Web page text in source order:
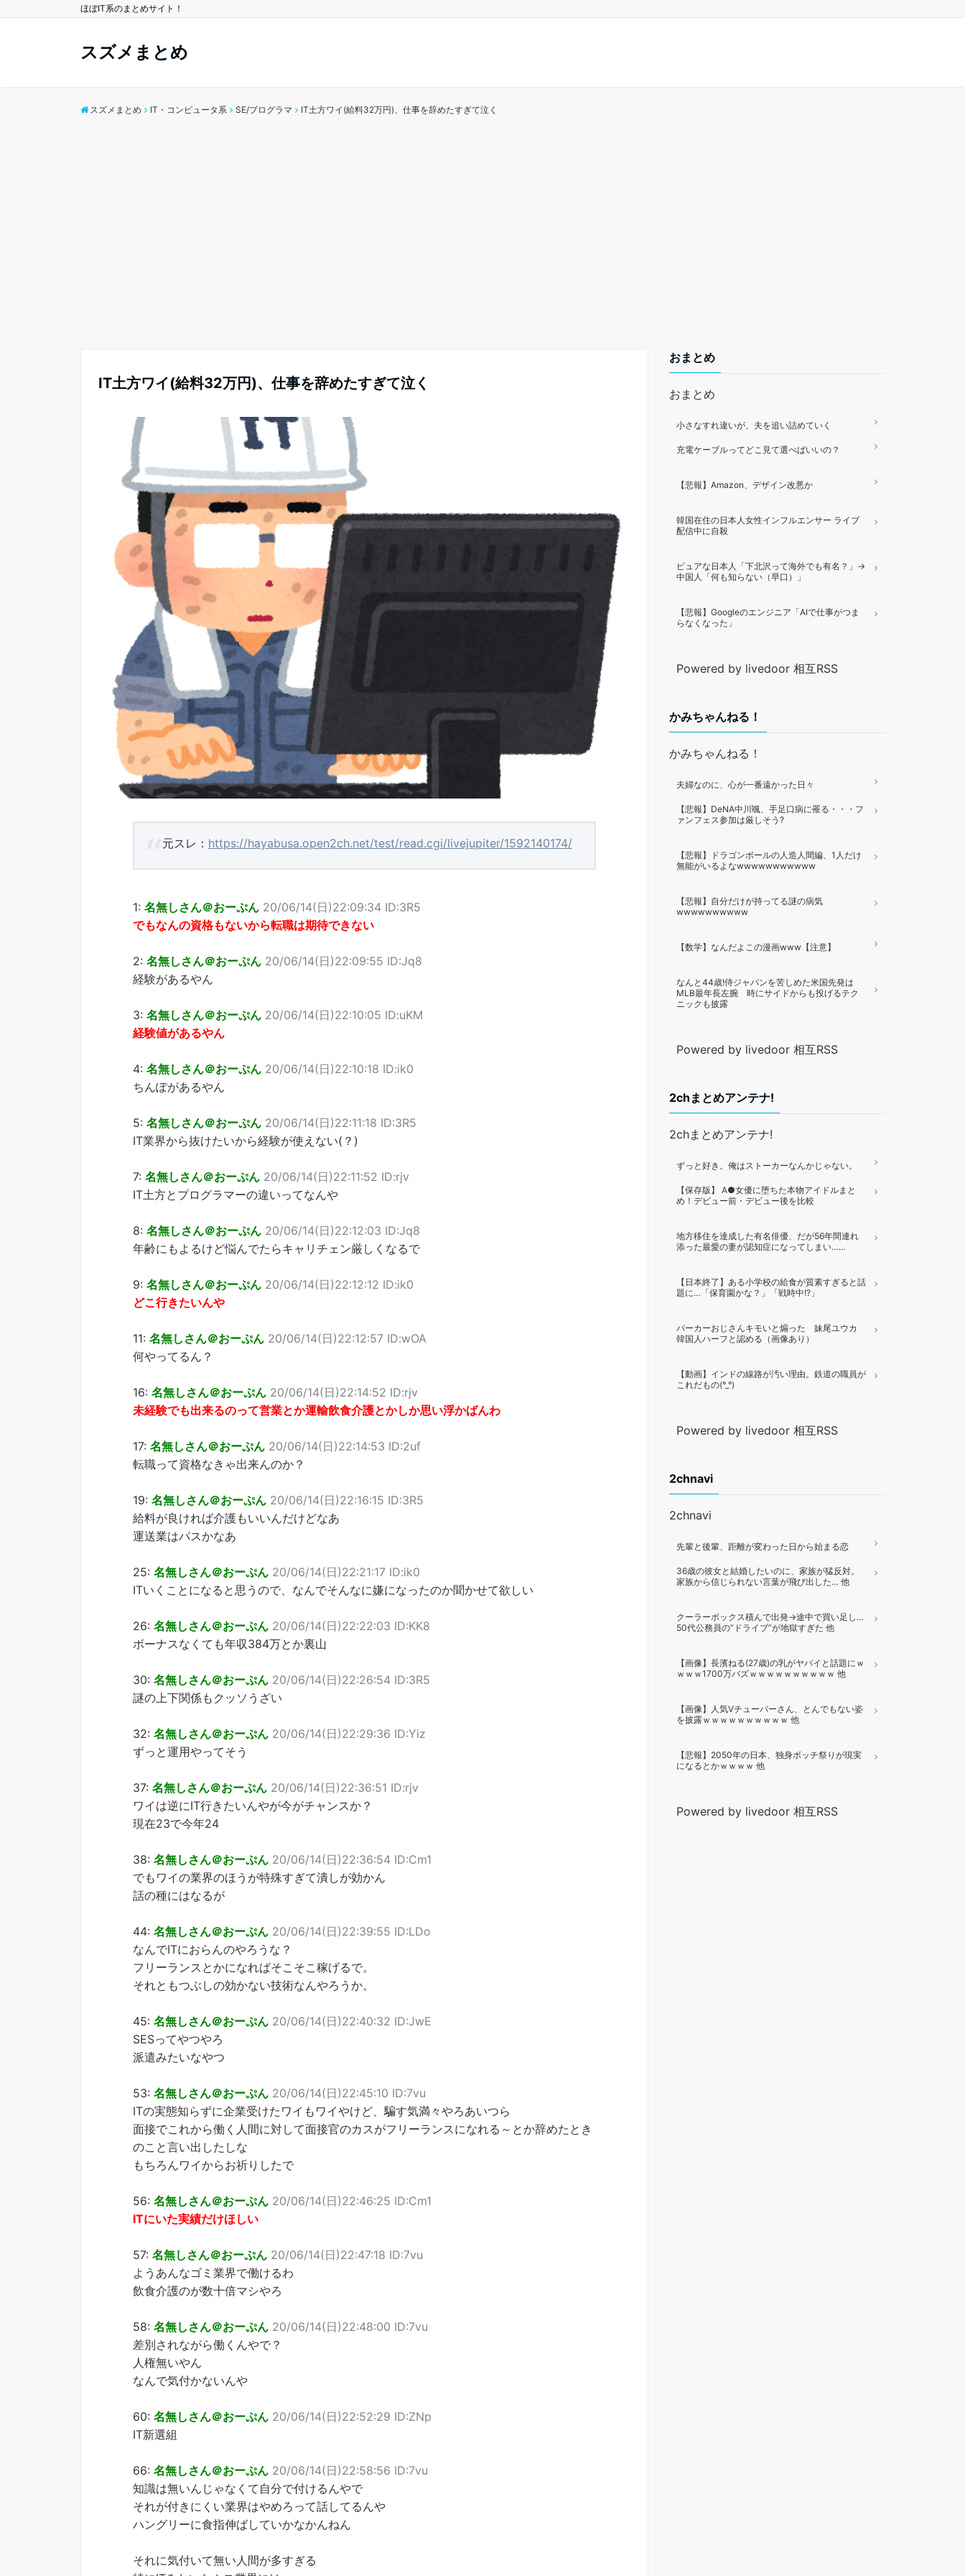
ほぼIT系のまとめサイト！
スズメまとめ
スズメまとめ IT・コンピュータ系 SE/プログラマ IT土方ワイ(給料32万円)、仕事を辞めたすぎて泣く
IT土方ワイ(給料32万円)、仕事を辞めたすぎて泣く
元スレ： https://hayabusa.open2ch.net/test/read.cgi/livejupiter/1592140174/
1: 名無しさん＠おーぷん 20/06/14(日)22:09:34 ID:3R5
でもなんの資格もないから転職は期待できない
2: 名無しさん＠おーぷん 20/06/14(日)22:09:55 ID:Jq8
経験があるやん
3: 名無しさん＠おーぷん 20/06/14(日)22:10:05 ID:uKM
経験値があるやん
4: 名無しさん＠おーぷん 20/06/14(日)22:10:18 ID:ik0
ちんぽがあるやん
5: 名無しさん＠おーぷん 20/06/14(日)22:11:18 ID:3R5
IT業界から抜けたいから経験が使えない(？)
7: 名無しさん＠おーぷん 20/06/14(日)22:11:52 ID:rjv
IT土方とプログラマーの違いってなんや
8: 名無しさん＠おーぷん 20/06/14(日)22:12:03 ID:Jq8
年齢にもよるけど悩んでたらキャリチェン厳しくなるで
9: 名無しさん＠おーぷん 20/06/14(日)22:12:12 ID:ik0
どこ行きたいんや
11: 名無しさん＠おーぷん 20/06/14(日)22:12:57 ID:wOA
何やってるん？
16: 名無しさん＠おーぷん 20/06/14(日)22:14:52 ID:rjv
未経験でも出来るのって営業とか運輸飲食介護とかしか思い浮かばんわ
17: 名無しさん＠おーぷん 20/06/14(日)22:14:53 ID:2uf
転職って資格なきゃ出来んのか？
19: 名無しさん＠おーぷん 20/06/14(日)22:16:15 ID:3R5
給料が良ければ介護もいいんだけどなあ
運送業はパスかなあ
25: 名無しさん＠おーぷん 20/06/14(日)22:21:17 ID:ik0
ITいくことになると思うので、なんでそんなに嫌になったのか聞かせて欲しい
26: 名無しさん＠おーぷん 20/06/14(日)22:22:03 ID:KK8
ボーナスなくても年収384万とか裏山
30: 名無しさん＠おーぷん 20/06/14(日)22:26:54 ID:3R5
謎の上下関係もクッソうざい
32: 名無しさん＠おーぷん 20/06/14(日)22:29:36 ID:Yiz
ずっと運用やってそう
37: 名無しさん＠おーぷん 20/06/14(日)22:36:51 ID:rjv
ワイは逆にIT行きたいんやが今がチャンスか？
現在23で今年24
38: 名無しさん＠おーぷん 20/06/14(日)22:36:54 ID:Cm1
でもワイの業界のほうが特殊すぎて潰しが効かん
話の種にはなるが
44: 名無しさん＠おーぷん 20/06/14(日)22:39:55 ID:LDo
なんでITにおらんのやろうな？
フリーランスとかになればそこそこ稼げるで。
それともつぶしの効かない技術なんやろうか。
45: 名無しさん＠おーぷん 20/06/14(日)22:40:32 ID:JwE
SESってやつやろ
派遣みたいなやつ
53: 名無しさん＠おーぷん 20/06/14(日)22:45:10 ID:7vu
ITの実態知らずに企業受けたワイもワイやけど、騙す気満々やろあいつら
面接でこれから働く人間に対して面接官のカスがフリーランスになれる～とか辞めたとき
のこと言い出したしな
もちろんワイからお祈りしたで
56: 名無しさん＠おーぷん 20/06/14(日)22:46:25 ID:Cm1
ITにいた実績だけほしい
57: 名無しさん＠おーぷん 20/06/14(日)22:47:18 ID:7vu
ようあんなゴミ業界で働けるわ
飲食介護のが数十倍マシやろ
58: 名無しさん＠おーぷん 20/06/14(日)22:48:00 ID:7vu
差別されながら働くんやで？
人権無いやん
なんで気付かないんや
60: 名無しさん＠おーぷん 20/06/14(日)22:52:29 ID:ZNp
IT新選組
66: 名無しさん＠おーぷん 20/06/14(日)22:58:56 ID:7vu
知識は無いんじゃなくて自分で付けるんやで
それが付きにくい業界はやめろって話してるんや
ハングリーに食指伸ばしていかなかんねん
それに気付いて無い人間が多すぎる
おまとめ
おまとめ
小さなすれ違いが、夫を追い詰めていく
充電ケーブルってどこ見て選べばいいの？
【悲報】Amazon、デザイン改悪か
韓国在住の日本人女性インフルエンサー ライブ
配信中に自殺
ピュアな日本人「下北沢って海外でも有名？」→
中国人「何も知らない（早口）」
【悲報】Googleのエンジニア「AIで仕事がつま
らなくなった」
Powered by livedoor 相互RSS
かみちゃんねる！
かみちゃんねる！
夫婦なのに、心が一番遠かった日々
【悲報】DeNA中川颯、手足口病に罹る・・・フ
ァンフェス参加は厳しそう?
【悲報】ドラゴンボールの人造人間編、1人だけ
無能がいるよなwwwwwwwwwww
【悲報】自分だけが持ってる謎の病気
wwwwwwwwww
【数学】なんだよこの漫画www【注意】
なんと44歳!侍ジャパンを苦しめた米国先発は
MLB最年長左腕 時にサイドからも投げるテク
ニックも披露
Powered by livedoor 相互RSS
2chまとめアンテナ!
2chまとめアンテナ!
ずっと好き。俺はストーカーなんかじゃない。
【保存版】 A●女優に堕ちた本物アイドルまと
め！デビュー前・デビュー後を比較
地方移住を達成した有名俳優、だが56年間連れ
添った最愛の妻が認知症になってしまい……
【日本終了】ある小学校の給食が質素すぎると話
題に…「保育園かな？」「戦時中!?」
パーカーおじさんキモいと煽った 妹尾ユウカ
韓国人ハーフと認める（画像あり）
【動画】インドの線路が汚い理由。鉄道の職員が
これだもの(°_°)
Powered by livedoor 相互RSS
2chnavi
2chnavi
先輩と後輩、距離が変わった日から始まる恋
36歳の彼女と結婚したいのに、家族が猛反対。
家族から信じられない言葉が飛び出した… 他
クーラーボックス積んで出発→途中で買い足し…
50代公務員の“ドライブ”が地獄すぎた 他
【画像】長濱ねる(27歳)の乳がヤバイと話題にｗ
ｗｗｗ1700万バズｗｗｗｗｗｗｗｗｗｗ 他
【画像】人気Vチューバーさん、とんでもない姿
を披露ｗｗｗｗｗｗｗｗｗｗ 他
【悲報】2050年の日本、独身ボッチ祭りが現実
になるとかｗｗｗｗ 他
Powered by livedoor 相互RSS